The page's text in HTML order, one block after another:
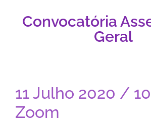
Convocatória
Geral
11 Julho 2020 /
Zoom